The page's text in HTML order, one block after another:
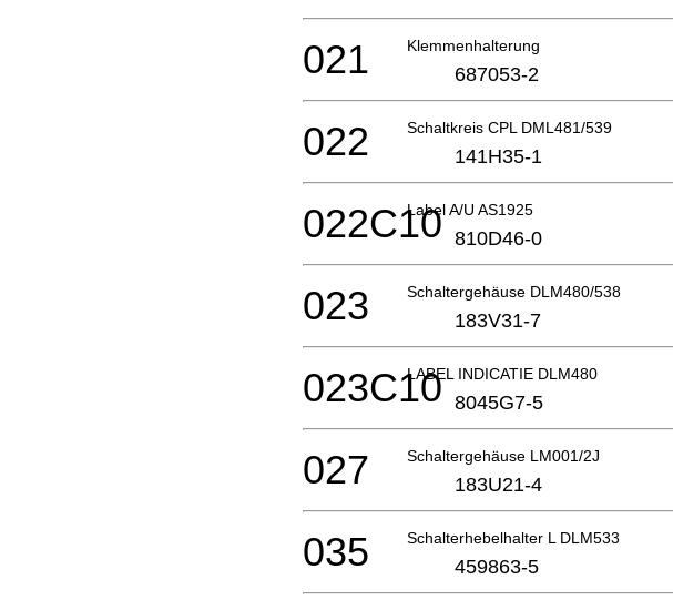
Klemmenhalterung
021 687053-2
Schaltkreis CPL DML481/539
022 141H35-1
Label A/U AS1925
022C10 810D46-0
Schaltergehäuse DLM480/538
023 183V31-7
LABEL INDICATIE DLM480
023C10 8045G7-5
Schaltergehäuse LM001/2J
027 183U21-4
Schalterhebelhalter L DLM533
035 459863-5